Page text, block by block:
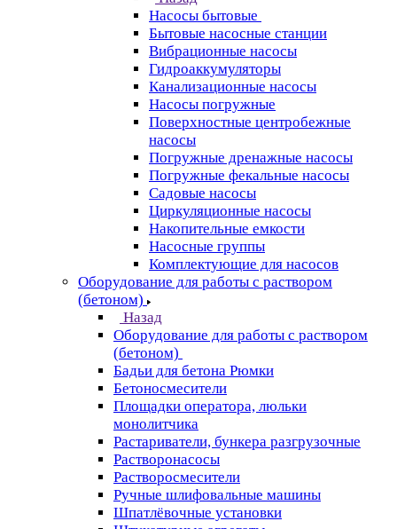
Насосы бытовые
Бытовые насосные станции
Вибрационные насосы
Гидроаккумуляторы
Канализационные насосы
Насосы погружные
Поверхностные центробежные
насосы
Погружные дренажные насосы
Погружные фекальные насосы
Садовые насосы
Циркуляционные насосы
Накопительные емкости
Насосные группы
Комплектующие для насосов
Оборудование для работы с раствором
(бетоном)
Назад
Оборудование для работы с раствором
(бетоном)
Бадьи для бетона Рюмки
Бетоносмесители
Площадки оператора, люльки
монолитчика
Растариватели, бункера разгрузочные
Растворонасосы
Растворосмесители
Ручные шлифовальные машины
Шпатлёвочные установки